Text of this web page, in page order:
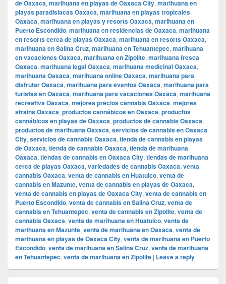
de Oaxaca, marihuana en playas de Oaxaca City, marihuana en
playas paradisiacas Oaxaca, marihuana en playas tropicales
Oaxaca, marihuana en playas y resorts Oaxaca, marihuana en
Puerto Escondido, marihuana en residencias de Oaxaca, marihuana
en resorts cerca de playas Oaxaca, marihuana en resorts Oaxaca,
marihuana en Salina Cruz, marihuana en Tehuantepec, marihuana
en vacaciones Oaxaca, marihuana en Zipolite, marihuana fresca
Oaxaca, marihuana legal Oaxaca, marihuana medicinal Oaxaca,
marihuana Oaxaca, marihuana online Oaxaca, marihuana para
disfrutar Oaxaca, marihuana para eventos Oaxaca, marihuana para
turistas en Oaxaca, marihuana para vacaciones Oaxaca, marihuana
recreativa Oaxaca, mejores precios cannabis Oaxaca, mejores
strains Oaxaca, productos cannábicos en Oaxaca, productos
cannábicos en playas de Oaxaca, productos de cannabis Oaxaca,
productos de marihuana Oaxaca, servicios de cannabis en Oaxaca
City, servicios de cannabis Oaxaca, tienda de cannabis en playas
de Oaxaca, tienda de cannabis Oaxaca, tienda de marihuana
Oaxaca, tiendas de cannabis en Oaxaca City, tiendas de marihuana
cerca de playas Oaxaca, variedades de cannabis Oaxaca, venta
cannabis Oaxaca, venta de cannabis en Huatulco, venta de
cannabis en Mazunte, venta de cannabis en playas de Oaxaca,
venta de cannabis en playas de Oaxaca City, venta de cannabis en
Puerto Escondido, venta de cannabis en Salina Cruz, venta de
cannabis en Tehuantepec, venta de cannabis en Zipolite, venta de
cannabis Oaxaca, venta de marihuana en Huatulco, venta de
marihuana en Mazunte, venta de marihuana en Oaxaca, venta de
marihuana en playas de Oaxaca City, venta de marihuana en Puerto
Escondido, venta de marihuana en Salina Cruz, venta de marihuana
en Tehuantepec, venta de marihuana en Zipolite | Leave a reply